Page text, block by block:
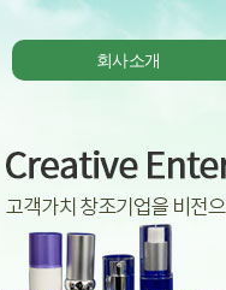
회사소개